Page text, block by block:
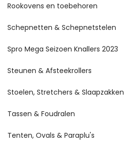
Rookovens en toebehoren
Schepnetten & Schepnetstelen
Spro Mega Seizoen Knallers 2023
Steunen & Afsteekrollers
Stoelen, Stretchers & Slaapzakken
Tassen & Foudralen
Tenten, Ovals & Paraplu's